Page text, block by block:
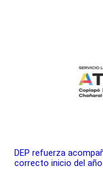
DEP refuerza
correcto inicio del